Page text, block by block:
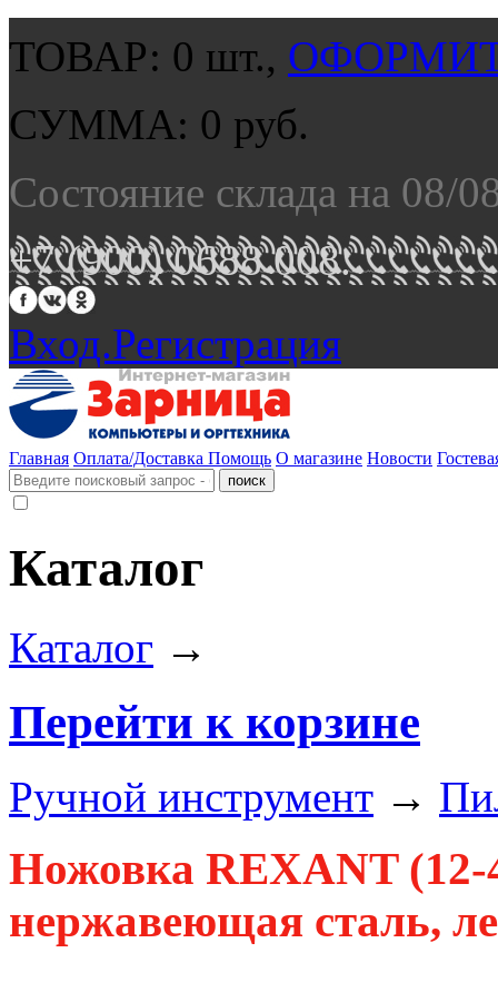
ТОВАР: 0 шт.,
СУММА: 0 руб.
Состояние склада на 08/
+7 (900) 0688 008.
Вход.Регистрация
Главная Оплата/Доставка Помощь О магазине Новости
Каталог
Каталог →
Перейти к корзине
Ручной инструмент →
Ножовка REXANT
нержавеющая сталь,